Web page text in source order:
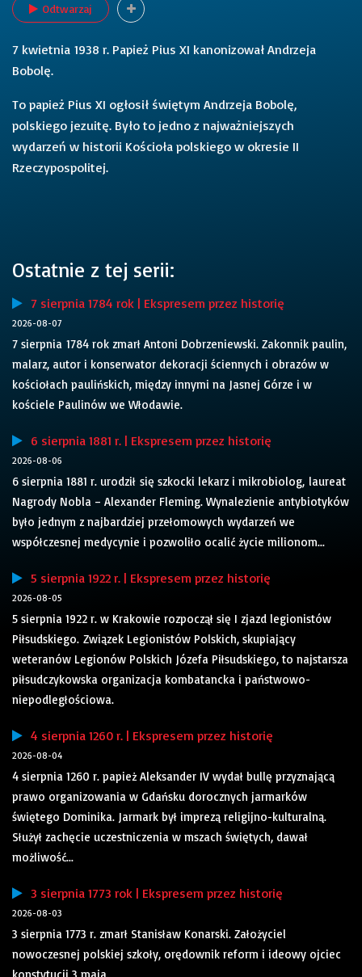
Odtwarzaj
7 kwietnia 1938 r. Papież Pius XI kanonizował Andrzeja
Bobolę.
To papież Pius XI ogłosił świętym Andrzeja Bobolę,
polskiego jezuitę. Było to jedno z najważniejszych
wydarzeń w historii Kościoła polskiego w okresie II
Rzeczypospolitej.
Ostatnie z tej serii:
7 sierpnia 1784 rok | Ekspresem przez historię
2026-08-07
7 sierpnia 1784 rok zmarł Antoni Dobrzeniewski. Zakonnik paulin,
malarz, autor i konserwator dekoracji ściennych i obrazów w
kościołach paulińskich, między innymi na Jasnej Górze i w
kościele Paulinów we Włodawie.
6 sierpnia 1881 r. | Ekspresem przez historię
2026-08-06
6 sierpnia 1881 r. urodził się szkocki lekarz i mikrobiolog, laureat
Nagrody Nobla – Alexander Fleming. Wynalezienie antybiotyków
było jednym z najbardziej przełomowych wydarzeń we
współczesnej medycynie i pozwoliło ocalić życie milionom...
5 sierpnia 1922 r. | Ekspresem przez historię
2026-08-05
5 sierpnia 1922 r. w Krakowie rozpoczął się I zjazd legionistów
Piłsudskiego. Związek Legionistów Polskich, skupiający
weteranów Legionów Polskich Józefa Piłsudskiego, to najstarsza
piłsudczykowska organizacja kombatancka i państwowo-
niepodległościowa.
4 sierpnia 1260 r. | Ekspresem przez historię
2026-08-04
4 sierpnia 1260 r. papież Aleksander IV wydał bullę przyznającą
prawo organizowania w Gdańsku dorocznych jarmarków
świętego Dominika. Jarmark był imprezą religijno-kulturalną.
Służył zachęcie uczestniczenia w mszach świętych, dawał
możliwość...
3 sierpnia 1773 rok | Ekspresem przez historię
2026-08-03
3 sierpnia 1773 r. zmarł Stanisław Konarski. Założyciel
nowoczesnej polskiej szkoły, orędownik reform i ideowy ojciec